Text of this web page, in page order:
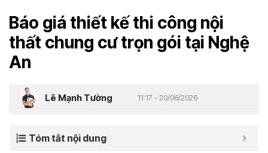
Báo giá thiết kế thi công nội
thất chung cư trọn gói tại Nghệ
An
Lê Mạnh Tường 11:17 - 20/06/2026
Tóm tắt nội dung